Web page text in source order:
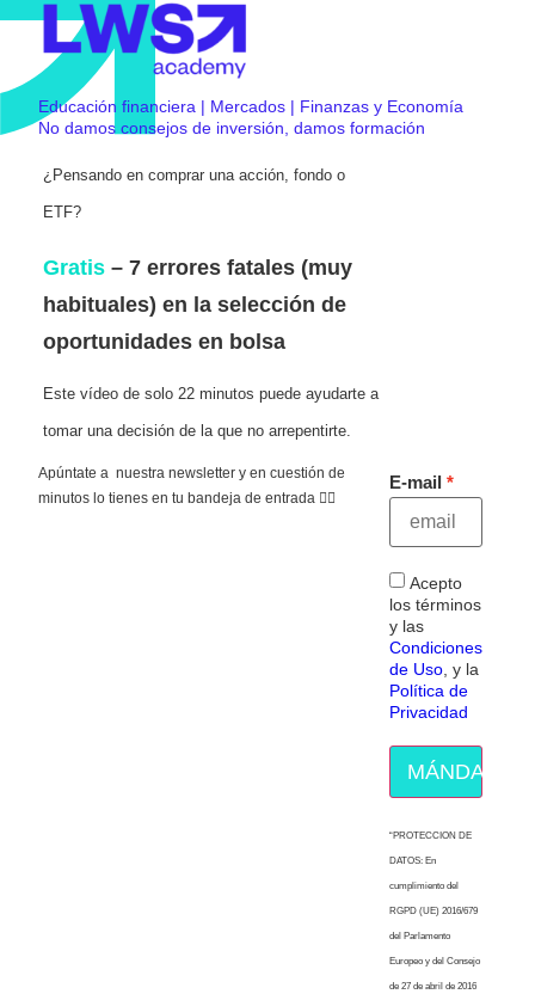
Educación financiera | Mercados | Finanzas y Economía
No damos consejos de inversión, damos formación
¿Pensando en comprar una acción, fondo o
ETF?
Gratis – 7 errores fatales (muy
habituales) en la selección de
oportunidades en bolsa
Este vídeo de solo 22 minutos puede ayudarte a
tomar una decisión de la que no arrepentirte.
Apúntate a nuestra newsletter y en cuestión de
minutos lo tienes en tu bandeja de entrada 👇🏻
E-mail
Acepto
los términos
y las
Condiciones
de Uso , y la
Política de
Privacidad
MÁNDAME
“PROTECCION DE
DATOS: En
cumplimiento del
RGPD (UE) 2016/679
del Parlamento
Europeo y del Consejo
de 27 de abril de 2016